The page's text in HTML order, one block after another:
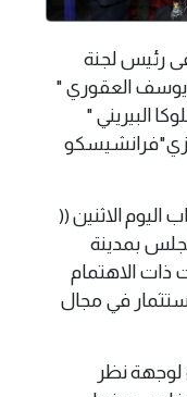
( وال ) - التقى رئيس لجنة
يوسف العقوري "
البيريني "
الاثنين ((
بمدينة
ذات الاهتمام
في مجال
لوجهة نظر